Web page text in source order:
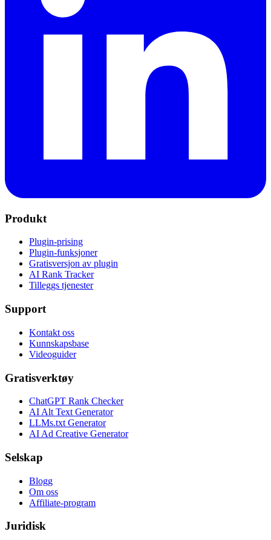
Produkt
Plugin-prising
Plugin-funksjoner
Gratisversjon av plugin
AI Rank Tracker
Tilleggs tjenester
Support
Kontakt oss
Kunnskapsbase
Videoguider
Gratisverktøy
ChatGPT Rank Checker
AI Alt Text Generator
LLMs.txt Generator
AI Ad Creative Generator
Selskap
Blogg
Om oss
Affiliate-program
Juridisk